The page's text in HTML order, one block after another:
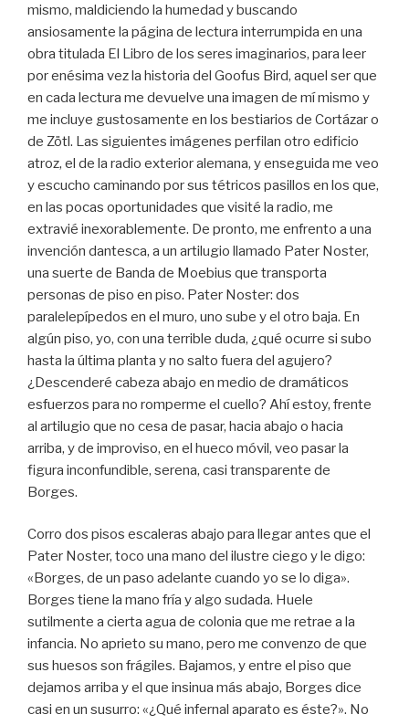
mismo, maldiciendo la humedad y buscando
ansiosamente la página de lectura interrumpida en una
obra titulada El Libro de los seres imaginarios, para leer
por enésima vez la historia del Goofus Bird, aquel ser que
en cada lectura me devuelve una imagen de mí mismo y
me incluye gustosamente en los bestiarios de Cortázar o
de Zötl. Las siguientes imágenes perfilan otro edificio
atroz, el de la radio exterior alemana, y enseguida me veo
y escucho caminando por sus tétricos pasillos en los que,
en las pocas oportunidades que visité la radio, me
extravié inexorablemente. De pronto, me enfrento a una
invención dantesca, a un artilugio llamado Pater Noster,
una suerte de Banda de Moebius que transporta
personas de piso en piso. Pater Noster: dos
paralelepípedos en el muro, uno sube y el otro baja. En
algún piso, yo, con una terrible duda, ¿qué ocurre si subo
hasta la última planta y no salto fuera del agujero?
¿Descenderé cabeza abajo en medio de dramáticos
esfuerzos para no romperme el cuello? Ahí estoy, frente
al artilugio que no cesa de pasar, hacia abajo o hacia
arriba, y de improviso, en el hueco móvil, veo pasar la
figura inconfundible, serena, casi transparente de
Borges.
Corro dos pisos escaleras abajo para llegar antes que el
Pater Noster, toco una mano del ilustre ciego y le digo:
«Borges, de un paso adelante cuando yo se lo diga».
Borges tiene la mano fría y algo sudada. Huele
sutilmente a cierta agua de colonia que me retrae a la
infancia. No aprieto su mano, pero me convenzo de que
sus huesos son frágiles. Bajamos, y entre el piso que
dejamos arriba y el que insinua más abajo, Borges dice
casi en un susurro: «¿Qué infernal aparato es éste?». No